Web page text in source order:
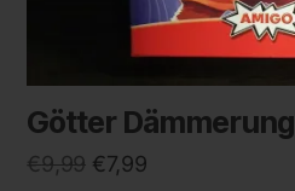
Götter Dämmerung
€9,99 €7,99